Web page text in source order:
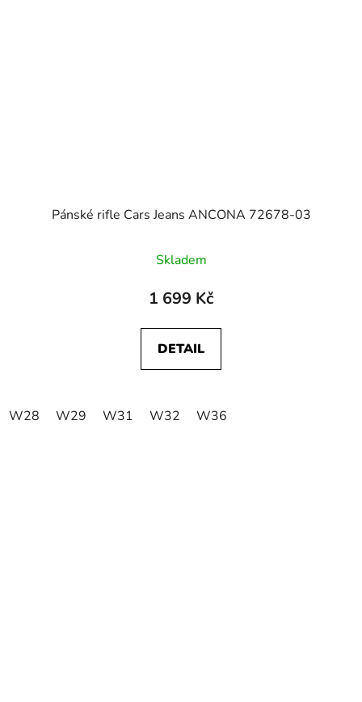
Pánské rifle Cars Jeans ANCONA 72678-03
Skladem
1 699 Kč
DETAIL
W28 W29 W31 W32 W36